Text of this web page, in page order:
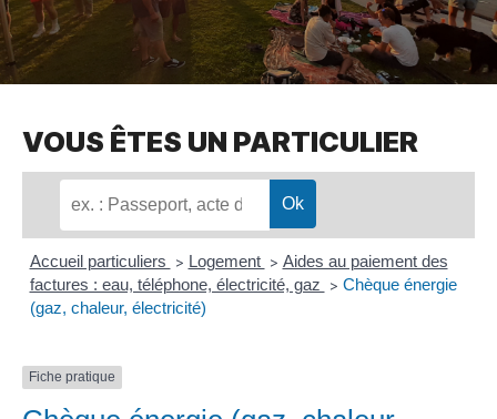
VIEPRATIQUE
DÉMARCHES &SERVICES
PORTDE PLAISANCE
MUSÉEDE PRÉHISTOIRE
VOUS ÊTES UN PARTICULIER
Accueil particuliers > Logement > Aides au paiement des
factures : eau, téléphone, électricité, gaz
> Chèque énergie
(gaz, chaleur, électricité)
Fiche pratique